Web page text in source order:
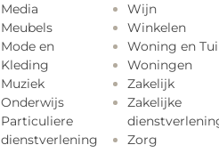
Media
Meubels
Mode en
Kleding
Muziek
Onderwijs
Particuliere
dienstverlening
Wijn
Winkelen
Woning en
Woningen
Zakelijk
Zakelijke
Zorg